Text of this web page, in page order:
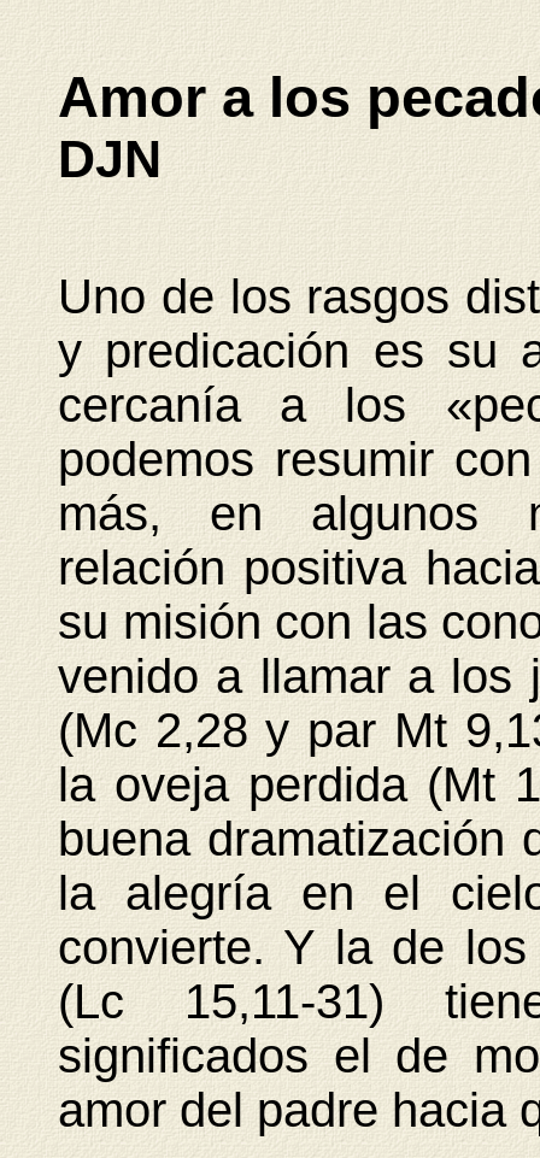
Amor a los
DJN
Uno de los rasgos
y predicación es su
cercanía a los
podemos resumir
más, en algunos
relación positiva
su misión con las
venido a llamar a los
(Mc 2,28 y par Mt
la oveja perdida (Mt
buena dramatización
la alegría en el
convierte. Y la de
(Lc 15,11-31)
significados el de
amor del padre hacia